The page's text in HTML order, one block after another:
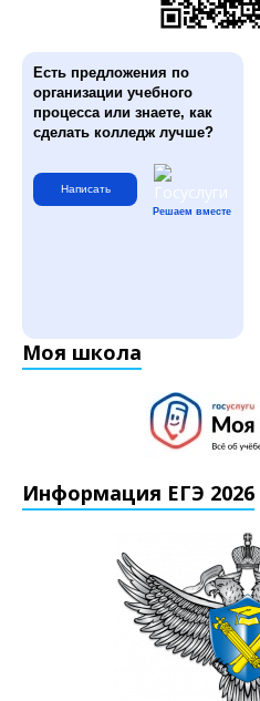
Есть предложения по
организации учебного
процесса или знаете, как
сделать колледж лучше?
Написать
Решаем вместе
Моя школа
Информация ЕГЭ 2026